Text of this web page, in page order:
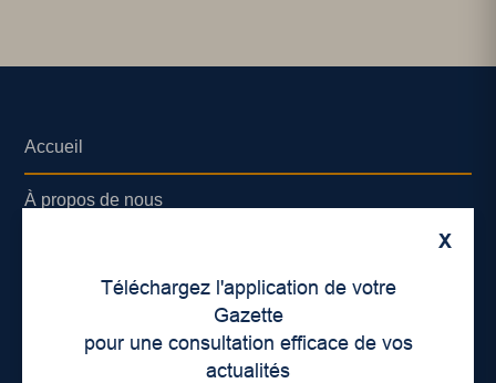
X
Téléchargez l'application de votre
Gazette
pour une consultation efficace de vos
actualités
Accueil
À propos de nous
Lieux de distribution